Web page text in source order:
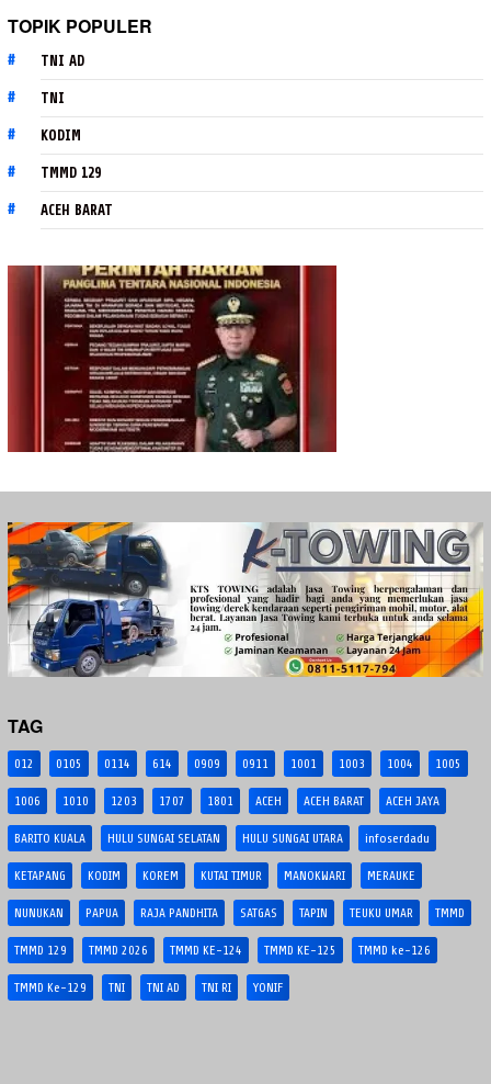
TOPIK POPULER
TNI AD
TNI
KODIM
TMMD 129
ACEH BARAT
TAG
012 0105 0114 614 0909 0911 1001 1003 1004 1005
1006 1010 1203 1707 1801 ACEH ACEH BARAT ACEH JAYA
BARITO KUALA HULU SUNGAI SELATAN HULU SUNGAI UTARA infoserdadu
KETAPANG KODIM KOREM KUTAI TIMUR MANOKWARI MERAUKE
NUNUKAN PAPUA RAJA PANDHITA SATGAS TAPIN TEUKU UMAR TMMD
TMMD 129 TMMD 2026 TMMD KE-124 TMMD KE-125 TMMD ke-126
TMMD Ke-129 TNI TNI AD TNI RI YONIF